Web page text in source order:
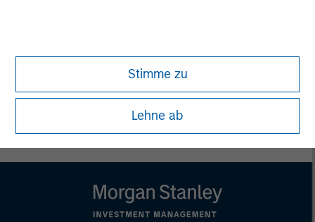
Stimme zu
Lehne ab
All investing involves risks, including a loss of principal.
information on the strategy, including additional risk